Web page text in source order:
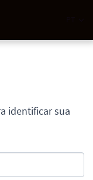
identificar sua